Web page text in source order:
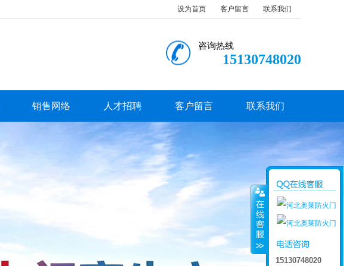
设为首页 客户留言 联系我们
咨询热线
15130748020
销售网络 人才招聘 客户留言 联系我们
15130748020